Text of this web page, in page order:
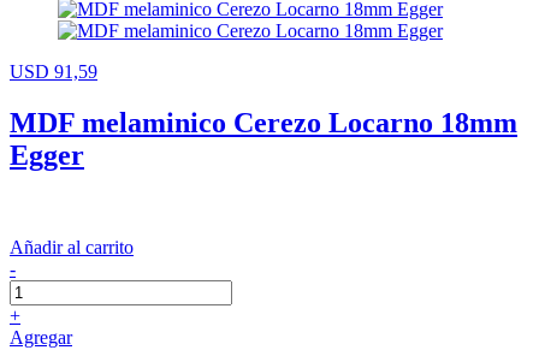
USD 91,59
MDF melaminico Cerezo Locarno 18mm
Egger
Añadir al carrito
-
+
Agregar